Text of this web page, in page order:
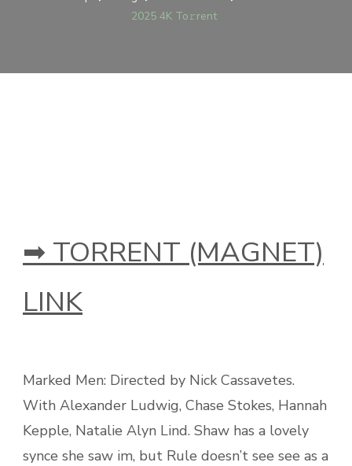
2025 4K To𝚛rent
➡ TORRENT (MAGNET)
LINK
Marked Men: Directed by Nick Cassavetes.
With Alexander Ludwig, Chase Stokes, Hannah
Kepple, Natalie Alyn Lind. Shaw has a lovely
synce she saw im, but Rule doesn’t see see as a